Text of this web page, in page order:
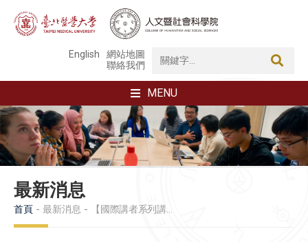
English
網站地圖
聯絡我們
MENU
最新消息
首頁 最新消息 【國際講者系列講座】 環境正義與福祉